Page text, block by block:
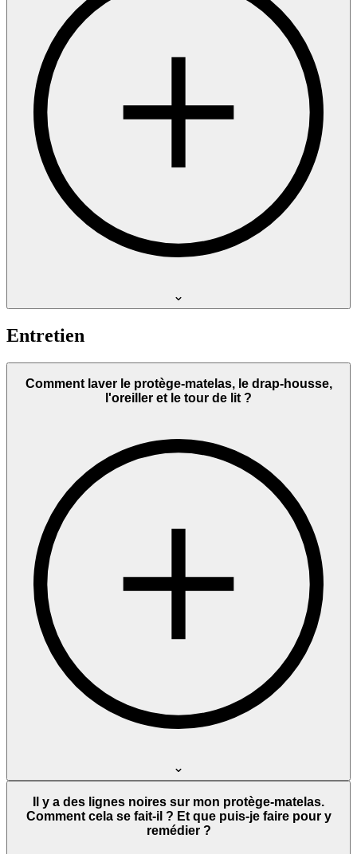
Entretien
Comment laver le protège-matelas, le drap-housse,
l'oreiller et le tour de lit ?
Il y a des lignes noires sur mon protège-matelas.
Comment cela se fait-il ? Et que puis-je faire pour y
remédier ?